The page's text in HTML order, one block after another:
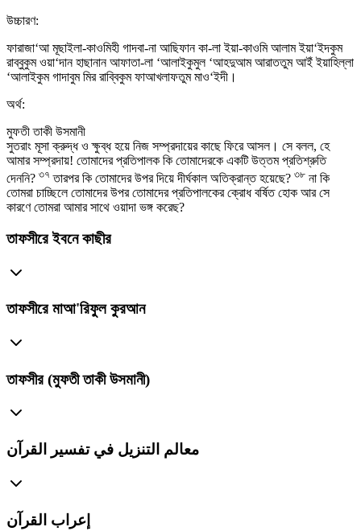
উচ্চারণ:
ফারাজা‘আ মূছাইলা-কাওমিহী গাদবা-না আছিফান কা-লা ইয়া-কাওমি আলাম ইয়া‘ইদকুম
রাব্বুকুম ওয়া‘দান হাছানান আফাতা-লা ‘আলাইকুমুল ‘আহদুআম আরাততুম আইঁ ইয়াহিল্লা
‘আলাইকুম গাদাবুম মির রাব্বিকুম ফাআখলাফতুম মাও‘ইদী।
অর্থ:
মুফতী তাকী উসমানী
সুতরাং মূসা ক্রুদ্ধ ও ক্ষুব্ধ হয়ে নিজ সম্প্রদায়ের কাছে ফিরে আসল। সে বলল, হে
আমার সম্প্রদায়! তোমাদের প্রতিপালক কি তোমাদেরকে একটি উত্তম প্রতিশ্রুতি
দেননি? ৩৭ তারপর কি তোমাদের উপর দিয়ে দীর্ঘকাল অতিক্রান্ত হয়েছে? ৩৮ না কি
তোমরা চাচ্ছিলে তোমাদের উপর তোমাদের প্রতিপালকের ক্রোধ বর্ষিত হোক আর সে
কারণে তোমরা আমার সাথে ওয়াদা ভঙ্গ করেছ?
তাফসীরে ইবনে কাছীর
তাফসীরে মাআ'রিফুল কুরআন
তাফসীর (মুফতী তাকী উসমানী)
معالم التنزيل في تفسير القرآن
إعراب القرآن